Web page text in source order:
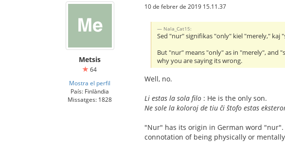
Metsis
64
Mostra el perfil
País: Finlàndia
Missatges: 1828
10 de febrer de 2019 15.11.37
Nala_Cat15:
Sed "nur" signifikas "only" kiel "merely," kaj
But "nur" means "only" as in "merely", and
why you are saying its wrong.
Well, no.
Li estas la sola filo : He is the only son.
Ne sole la koloroj de tiu ĉi ŝtofo estas
"Nur" has its origin in German word
connotation of being physically or